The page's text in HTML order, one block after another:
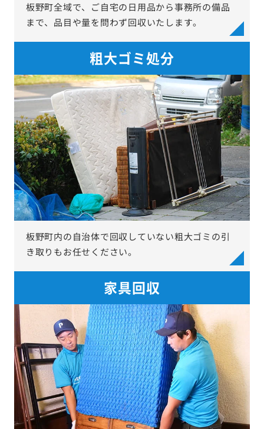
板野町全域で、ご自宅の日用品から事務所の備品
まで、品目や量を問わず回収いたします。
粗大ゴミ処分
板野町内の自治体で回収していない粗大ゴミの引
き取りもお任せください。
家具回収